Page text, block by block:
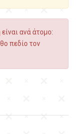
ανά άτομο:
πεδίο τον